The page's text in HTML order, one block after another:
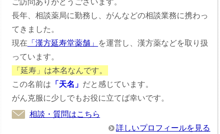
ご訪問ありがとうございます。
長年、相談薬局に勤務し、がんなどの相談業務に携わっ
てきました。
現在 「漢方延寿堂薬舗」
を運営し、漢方薬などを取り扱
っています。
「延寿」は本名なんです。
この名前は 「天名」 だと感じています。
がん克服に少しでもお役に立てば幸いです。
相談・質問はこちら
詳しいプロフィールを見る